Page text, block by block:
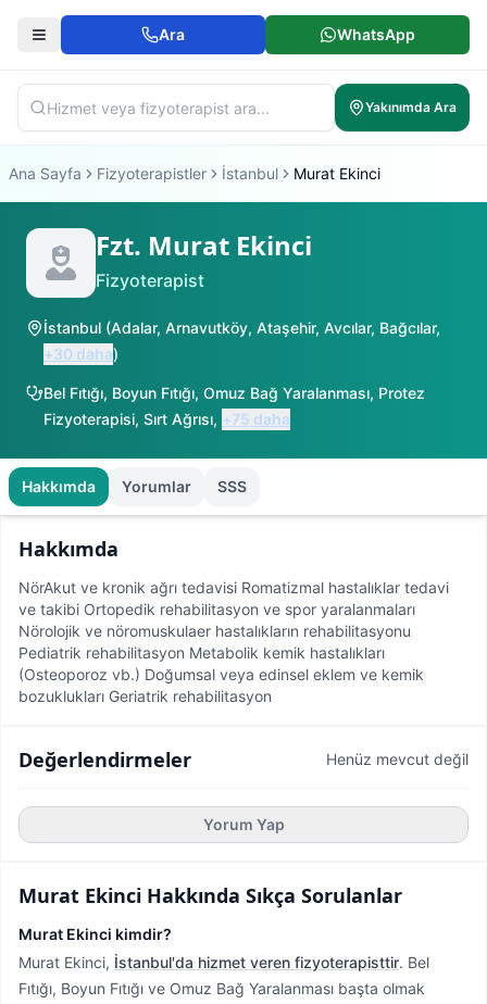
Ara WhatsApp
Yakınımda Ara
Ana Sayfa Fizyoterapistler İstanbul Murat Ekinci
Fzt. Murat Ekinci
Fizyoterapist
İstanbul (Adalar, Arnavutköy, Ataşehir, Avcılar, Bağcılar,
+30 daha)
Bel Fıtığı, Boyun Fıtığı, Omuz Bağ Yaralanması, Protez
Fizyoterapisi, Sırt Ağrısı, +75 daha
Hakkımda Yorumlar SSS
Hakkımda
NörAkut ve kronik ağrı tedavisi Romatizmal hastalıklar tedavi
ve takibi Ortopedik rehabilitasyon ve spor yaralanmaları
Nörolojik ve nöromuskulaer hastalıkların rehabilitasyonu
Pediatrik rehabilitasyon Metabolik kemik hastalıkları
(Osteoporoz vb.) Doğumsal veya edinsel eklem ve kemik
bozuklukları Geriatrik rehabilitasyon
Değerlendirmeler Henüz mevcut değil
Yorum Yap
Murat Ekinci Hakkında Sıkça Sorulanlar
Murat Ekinci kimdir?
Murat Ekinci, İstanbul'da hizmet veren fizyoterapisttir. Bel
Fıtığı, Boyun Fıtığı ve Omuz Bağ Yaralanması başta olmak